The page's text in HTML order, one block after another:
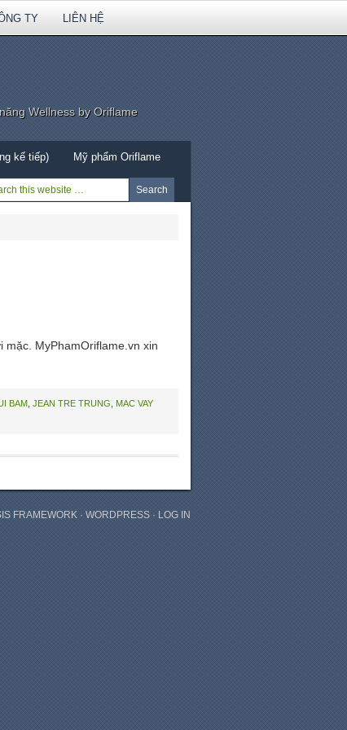
TY LIÊN HỆ
Wellness by Oriflame
kế tiếp) Mỹ phẩm Oriflame
MyPhamOriflame.vn xin
BAM JEAN TRE TRUNG
MAC VAY
FRAMEWORK ·WORDPRESS ·LOG IN